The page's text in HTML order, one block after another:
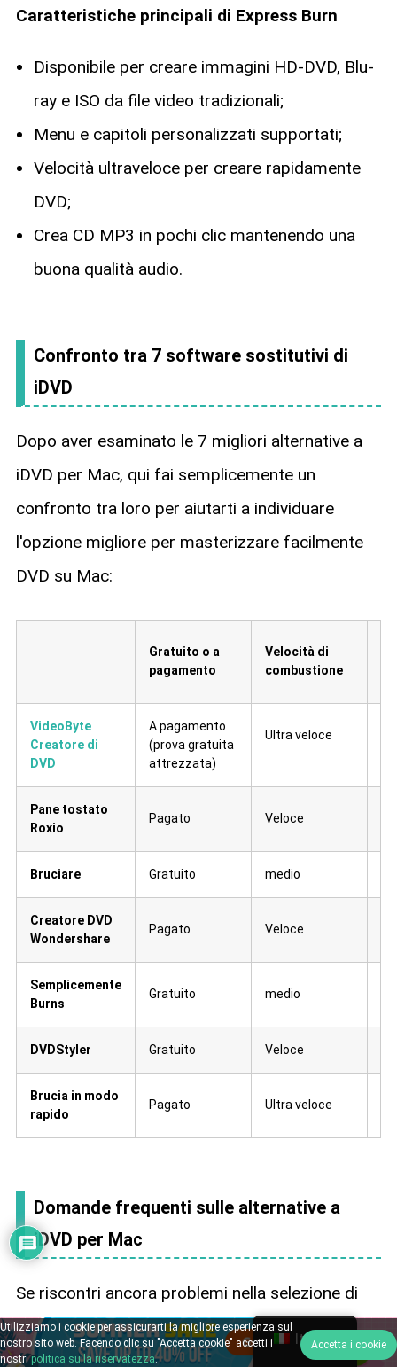
Caratteristiche principali di Express Burn
Disponibile per creare immagini HD-DVD, Blu-
ray e ISO da file video tradizionali;
Menu e capitoli personalizzati supportati;
Velocità ultraveloce per creare rapidamente
DVD;
Crea CD MP3 in pochi clic mantenendo una
buona qualità audio.
Confronto tra 7 software sostitutivi di
iDVD
Dopo aver esaminato le 7 migliori alternative a
iDVD per Mac, qui fai semplicemente un
confronto tra loro per aiutarti a individuare
l'opzione migliore per masterizzare facilmente
DVD su Mac:
Gratuito o a
pagamento
Velocità di
combustione
VideoByte
Creatore di
DVD
A pagamento
(prova gratuita
attrezzata)
Ultra veloce
Pane tostato
Roxio
Pagato Veloce
Bruciare Gratuito medio
Creatore DVD
Wondershare
Pagato Veloce
Semplicemente
Burns
Gratuito medio
DVDStyler Gratuito Veloce
Brucia in modo
rapido
Pagato Ultra veloce
Domande frequenti sulle alternative a
iDVD per Mac
Se riscontri ancora problemi nella selezione di
un'alternativa a iDVD, consulta le domande
frequenti di seguito per vedere se sono in grado
Italian
Utilizziamo i cookie per assicurarti la migliore esperienza sul
nostro sito web. Facendo clic su "Accetta cookie" accetti i
nostripolitica sulla riservatezza.
Accetta i cookie